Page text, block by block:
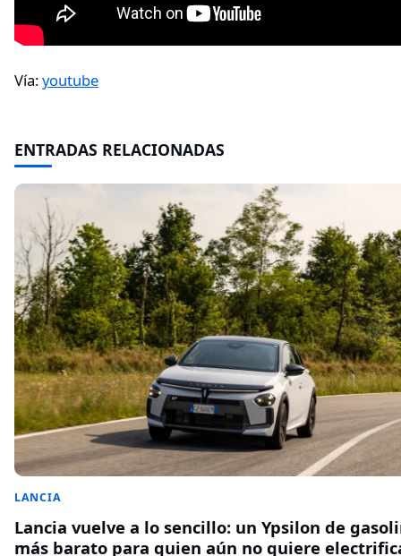
Vía:youtube
ENTRADAS RELACIONADAS
LANCIA
Lancia vuelve a lo sencillo: un Ypsilon de
más barato para quien aún no quiere